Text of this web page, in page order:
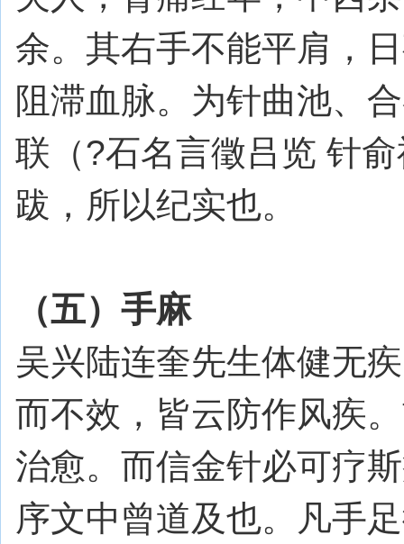
余。其右手不能平肩，
阻滞血脉。为针曲池、
联（?石名言徵吕览 针
跋，所以纪实也。
（五）手麻
吴兴陆连奎先生体健无
而不效，皆云防作风疾
治愈。而信金针必可疗
序文中曾道及也。凡手